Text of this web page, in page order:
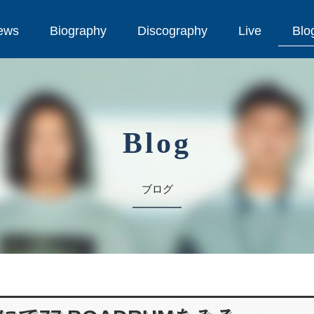
Biography Discography Live
Blog
ブログ